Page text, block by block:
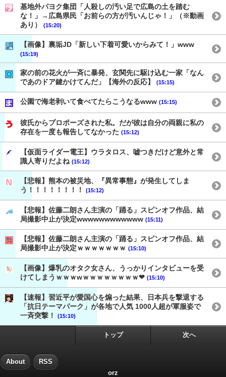
基地外パヨク集団「人殺しの汚い足で広島の土を踏む
な！」→広島県民「お前らの方が汚いんじゃ！」（※動画
あり）
(15:20)
【画像】裏垢JD「新しい下着可愛いからみて！」www
(15:19)
家の前の花火が一斉に暴発、玄関先に駆け込む一家「なん
であのドア鍵かけてんだ」【海外の反応】
(15:15)
公園で海老剥いて食べてたらこうなるwww (15:15)
彼氏からプロポーズされた私。だが彼は自分の両親に私の
存在を一度も報告してなかった (15:12)
【仮面ライダー電王】ウラタロス、嘘つきだけど意外と常
識人寄りだよね (15:12)
【悲報】熊本の被災地、『異常事態』が発生してしま
う！！！！！！！！
(15:12)
【悲報】佐藤二朗さん主演の「踊る」スピンオフ作品、結
局撮影中止が決定wwwwwwwwwwww (15:11)
【悲報】佐藤二朗さん主演の「踊る」スピンオフ作品、結
局撮影中止が決定ｗｗｗｗｗｗｗ (15:10)
【画像】爆乳のオタク女さん、うっかりインタビューを受
けてしまうｗｗｗwｗｗｗｗｗｗｗｗ❤ (15:10)
【速報】習近平が愛国心を煽った結果、日本兵を撃退する
「抗日テーマパーク」が各地で人気 1000人超が軍服姿で
一斉突撃！
(15:10)
トップ 次へ
About RSS
orz